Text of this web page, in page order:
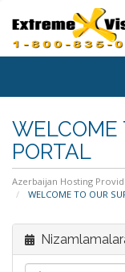
WELCOME
PORTAL
Azerbaijan Hosting
WELCOME TO OUR